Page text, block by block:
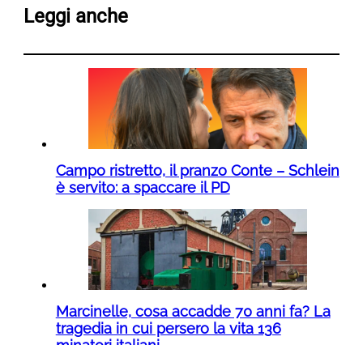
Leggi anche
Campo ristretto, il pranzo Conte – Schlein
è servito: a spaccare il PD
Marcinelle, cosa accadde 70 anni fa? La
tragedia in cui persero la vita 136